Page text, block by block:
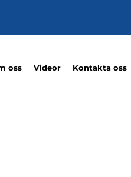
oss Videor Kontakta oss